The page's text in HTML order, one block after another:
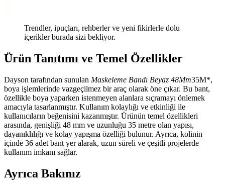
Trendler, ipuçları, rehberler ve yeni fikirlerle dolu
içerikler burada sizi bekliyor.
Ürün Tanıtımı ve Temel Özellikler
Dayson tarafından sunulan Maskeleme Bandı Beyaz 48Mm35M*,
boya işlemlerinde vazgeçilmez bir araç olarak öne çıkar. Bu bant,
özellikle boya yaparken istenmeyen alanlara sıçramayı önlemek
amacıyla tasarlanmıştır. Kullanım kolaylığı ve etkinliği ile
kullanıcıların beğenisini kazanmıştır. Ürünün temel özellikleri
arasında, genişliği 48 mm ve uzunluğu 35 metre olan yapısı,
dayanıklılığı ve kolay yapışma özelliği bulunur. Ayrıca, kolinin
içinde 36 adet bant yer alarak, uzun süreli ve çeşitli projelerde
kullanım imkanı sağlar.
Ayrıca Bakınız